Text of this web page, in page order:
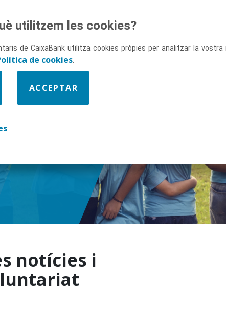
nos
notícies i
utilitzem les cookies?
de CaixaBank utilitza cookies pròpies per analitzar la
de cookies.
ACCEPTAR